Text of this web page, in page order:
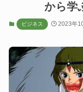
から学
ビジネス 2023年